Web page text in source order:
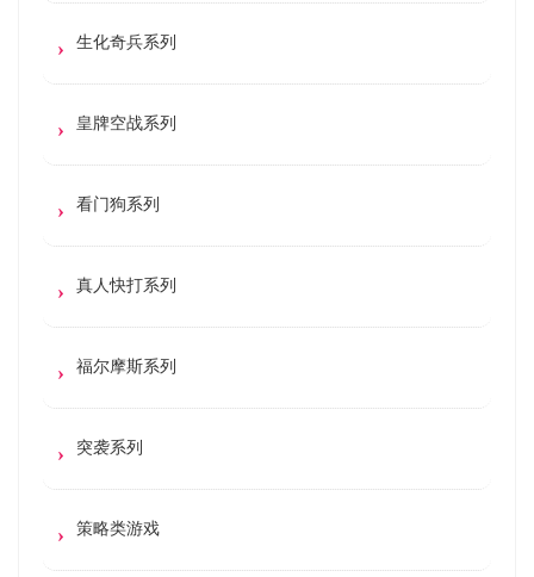
生化奇兵系列
皇牌空战系列
看门狗系列
真人快打系列
福尔摩斯系列
突袭系列
策略类游戏